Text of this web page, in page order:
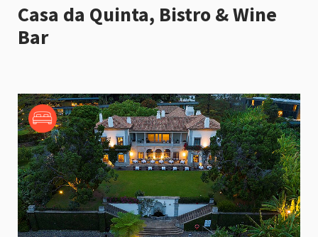
Casa da Quinta, Bistro & Wine
Bar